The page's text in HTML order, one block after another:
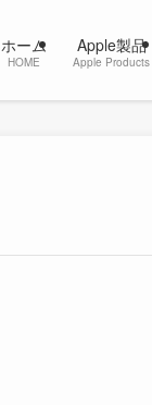
ホーム
HOME
Apple製品
Apple Products